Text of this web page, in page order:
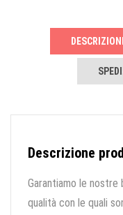
Descrizione
Garantiamo le
qualità con le quali